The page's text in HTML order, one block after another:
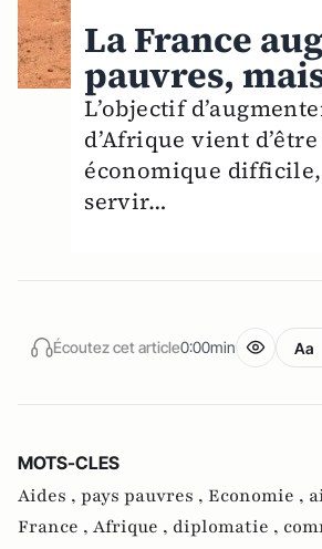
La France
pauvres,
L’objectif
d’Afrique vient
économique difficile,
servir…
Écoutez cet article0:00min Aa
MOTS-CLES
Aides , pays pauvres , Economie ,
France , Afrique , diplomatie ,